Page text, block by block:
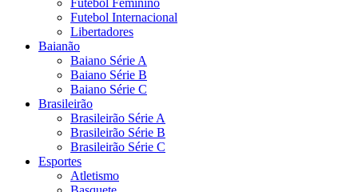
Futebol Feminino
Futebol Internacional
Libertadores
Baianão
Baiano Série A
Baiano Série B
Baiano Série C
Brasileirão
Brasileirão Série A
Brasileirão Série B
Brasileirão Série C
Esportes
Atletismo